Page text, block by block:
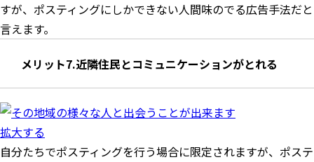
すが、ポスティングにしかできない人間味のでる広告手法だと
言えます。
メリット7.近隣住民とコミュニケーションがとれる
拡大する
自分たちでポスティングを行う場合に限定されますが、ポステ